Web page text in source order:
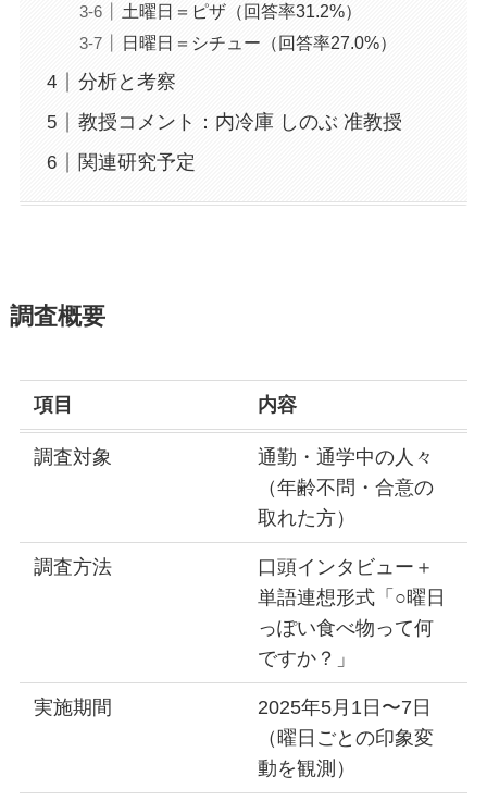
土曜日＝ピザ（回答率31.2%）
日曜日＝シチュー（回答率27.0%）
分析と考察
教授コメント：内冷庫 しのぶ 准教授
関連研究予定
調査概要
項目 内容
調査対象
通勤・通学中の人々
（年齢不問・合意の
取れた方）
調査方法
口頭インタビュー＋
単語連想形式「○曜日
っぽい食べ物って何
ですか？」
実施期間
2025年5月1日〜7日
（曜日ごとの印象変
動を観測）